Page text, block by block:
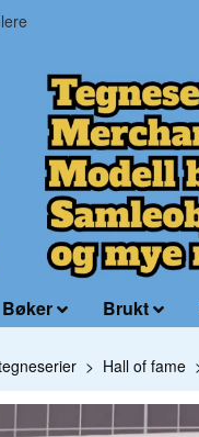
Bøker Brukt
Hall of fame